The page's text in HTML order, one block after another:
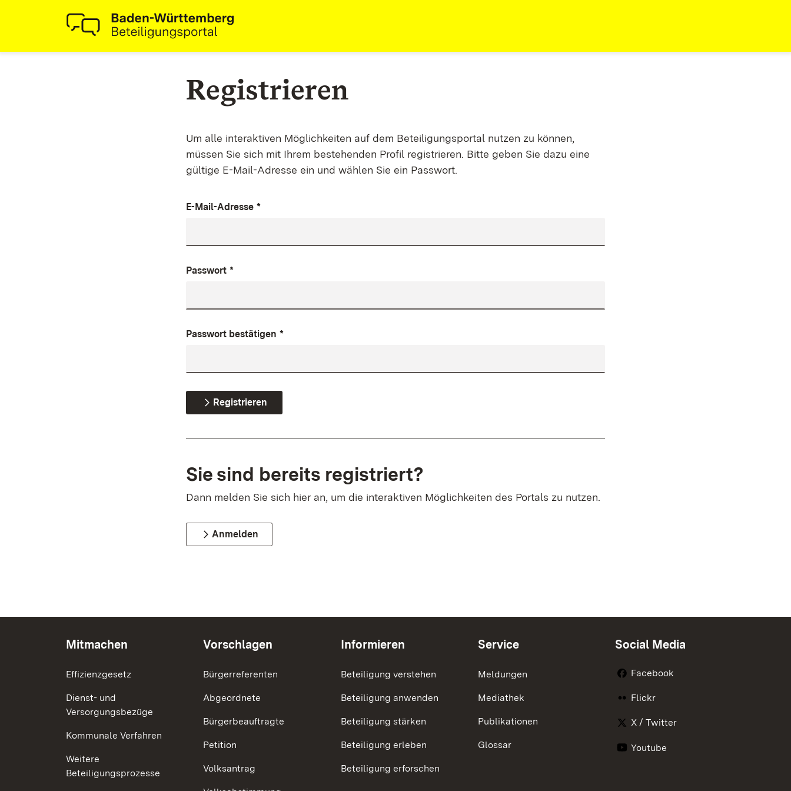
Registrieren
Um alle interaktiven Möglichkeiten auf dem Beteiligungsportal nutzen zu können,
müssen Sie sich mit Ihrem bestehenden Profil registrieren. Bitte geben Sie dazu eine
gültige E-Mail-Adresse ein und wählen Sie ein Passwort.
E-Mail-Adresse *
Passwort *
Passwort bestätigen *
Registrieren
Sie sind bereits registriert?
Dann melden Sie sich hier an, um die interaktiven Möglichkeiten des Portals zu nutzen.
Anmelden
Mitmachen
Effizienzgesetz
Dienst- und
Versorgungsbezüge
Kommunale Verfahren
Weitere
Beteiligungsprozesse
Vorschlagen
Bürgerreferenten
Abgeordnete
Bürgerbeauftragte
Petition
Volksantrag
Informieren
Beteiligung verstehen
Beteiligung anwenden
Beteiligung stärken
Beteiligung erleben
Beteiligung erforschen
Service
Meldungen
Mediathek
Publikationen
Glossar
Social Media
Facebook
Flickr
X / Twitter
Youtube